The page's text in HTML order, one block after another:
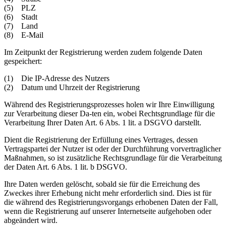
(5) PLZ
(6) Stadt
(7) Land
(8) E-Mail
Im Zeitpunkt der Registrierung werden zudem folgende Daten
gespeichert:
(1) Die IP-Adresse des Nutzers
(2) Datum und Uhrzeit der Registrierung
Während des Registrierungsprozesses holen wir Ihre Einwilligung
zur Verarbeitung dieser Da-ten ein, wobei Rechtsgrundlage für die
Verarbeitung Ihrer Daten Art. 6 Abs. 1 lit. a DSGVO darstellt.
Dient die Registrierung der Erfüllung eines Vertrages, dessen
Vertragspartei der Nutzer ist oder der Durchführung vorvertraglicher
Maßnahmen, so ist zusätzliche Rechtsgrundlage für die Verarbeitung
der Daten Art. 6 Abs. 1 lit. b DSGVO.
Ihre Daten werden gelöscht, sobald sie für die Erreichung des
Zweckes ihrer Erhebung nicht mehr erforderlich sind. Dies ist für
die während des Registrierungsvorgangs erhobenen Daten der Fall,
wenn die Registrierung auf unserer Internetseite aufgehoben oder
abgeändert wird.